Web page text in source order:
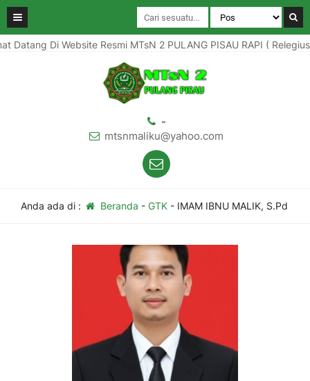
Datang Di Website Resmi MTsN 2 PULANG PISAU RAPI (
-
mtsnmaliku@yahoo.com
Anda ada di : Beranda - GTK- IMAM IBNU MALIK, S.Pd